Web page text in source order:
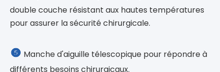
et résistante aux hautes températures réduit
l'adhérence des tissus et les dommages inutiles.
 Polytétrafluoroéthylène - polymère isolant
double couche résistant aux hautes températures